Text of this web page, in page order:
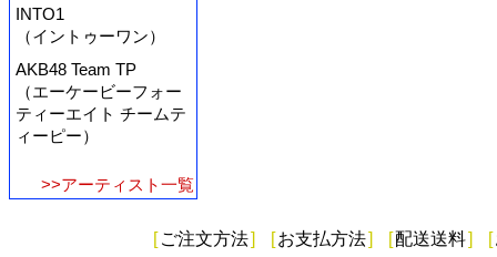
INTO1
（イントゥーワン）
AKB48 Team TP
（エーケービーフォー
ティーエイト チームテ
ィーピー）
>>アーティスト一覧
[ ご注文方法] [お支払方法] [配送送料] [